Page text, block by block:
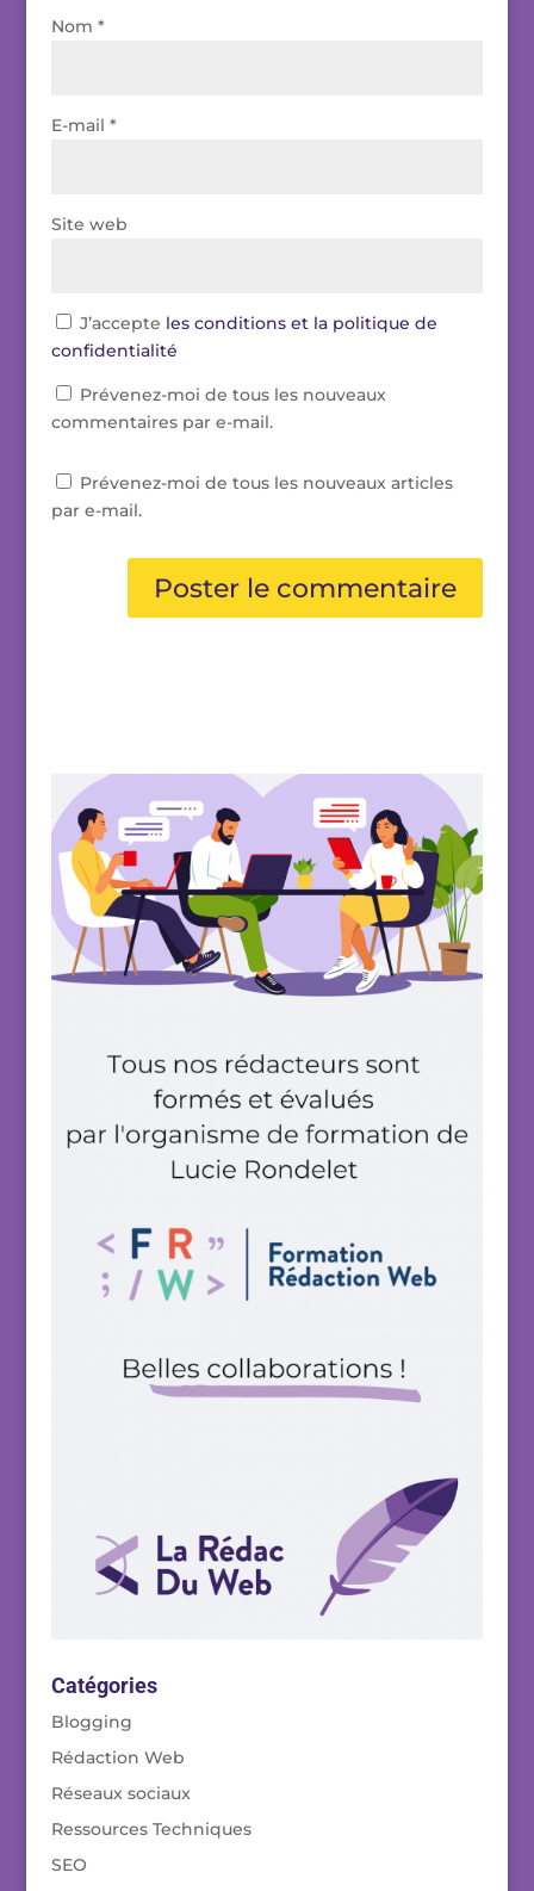
Nom *
E-mail *
Site web
J’accepte les conditions et la politique de
confidentialité
Prévenez-moi de tous les nouveaux
commentaires par e-mail.
Prévenez-moi de tous les nouveaux articles
par e-mail.
Catégories
Blogging
Rédaction Web
Réseaux sociaux
Ressources Techniques
SEO